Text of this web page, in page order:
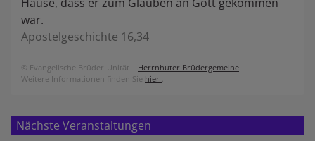
Hause, dass er zum Glauben an Gott gekommen
war.
Apostelgeschichte 16,34
© Evangelische Brüder-Unität – Herrnhuter Brüdergemeine
Weitere Informationen finden Sie hier .
Nächste Veranstaltungen